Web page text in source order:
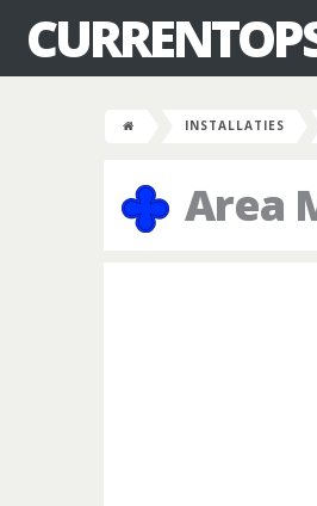
INSTALLATIES
Area